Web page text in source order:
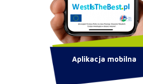
Aplikacja mobilna